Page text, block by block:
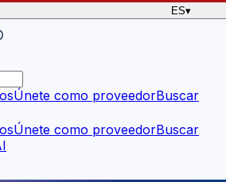
ES▾
Únete como proveedorBuscar
Únete como proveedorBuscar